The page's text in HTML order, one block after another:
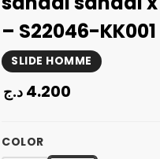
– S22046-KK001
SLIDE HOMME
4.200 د.ج
COLOR